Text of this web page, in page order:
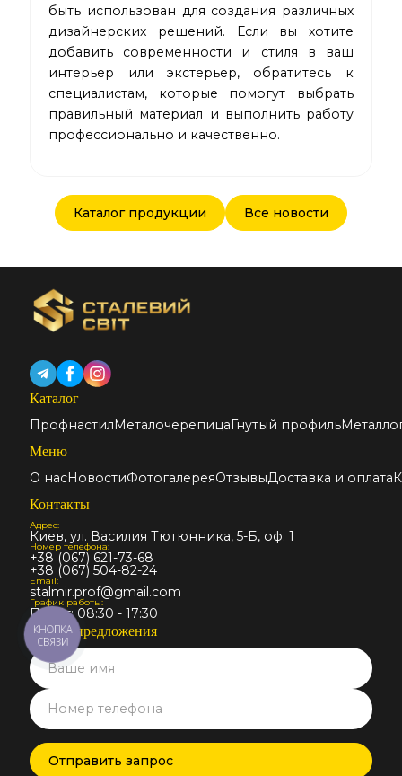
быть использован для создания различных
дизайнерских решений. Если вы хотите
добавить современности и стиля в ваш
интерьер или экстерьер, обратитесь к
специалистам, которые помогут выбрать
правильный материал и выполнить работу
профессионально и качественно.
Каталог продукции Все новости
Каталог
Профнастил Металочерепица Гнутый профиль
Меню
О насНовостиФотогалереяОтзывыДоставка и оплата
Контакты
Адрес:
Киев, ул. Василия Тютюнника, 5-Б, оф. 1
Номер телефона:
+38 (067) 621-73-68
+38 (067) 504-82-24
Email:
stalmir.prof@gmail.com
График работы:
Пн-Пт: 08:30 - 17:30
Запрос предложения
КНОПКА
СВЯЗИ